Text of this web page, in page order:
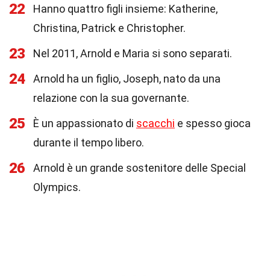
22
Hanno quattro figli insieme: Katherine,
Christina, Patrick e Christopher.
23 Nel 2011, Arnold e Maria si sono separati.
24
Arnold ha un figlio, Joseph, nato da una
relazione con la sua governante.
25 È un appassionato di scacchi e spesso gioca
durante il tempo libero.
26
Arnold è un grande sostenitore delle Special
Olympics.